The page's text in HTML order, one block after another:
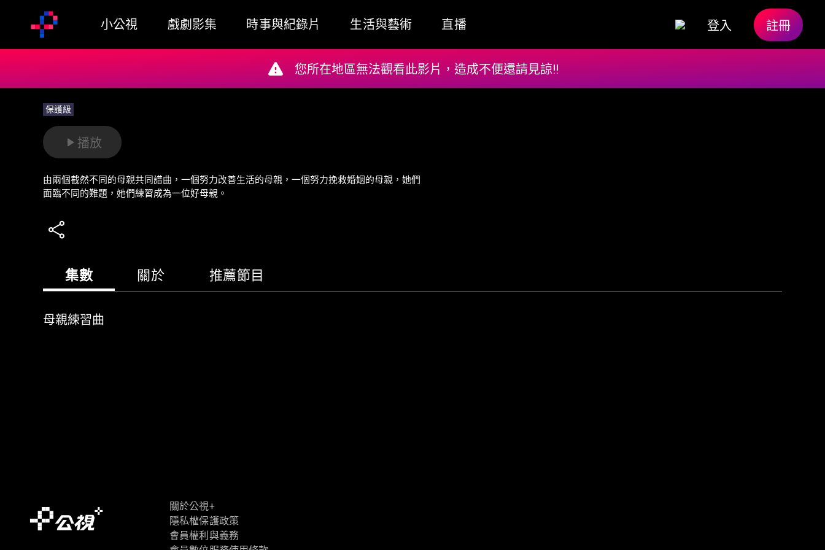
小公視 戲劇影集 時事與紀錄片 生活與藝術 直播 登入 註冊
保護級
播放
由兩個截然不同的母親共同譜曲，一個努力改善生活的母親，一個努力挽救婚姻的母親，她們
面臨不同的難題，她們練習成為一位好母親。
集數 關於 推薦節目
母親練習曲
您所在地區無法觀看此影片，造成不便還請見諒!!
關於公視+
隱私權保護政策
會員權利與義務